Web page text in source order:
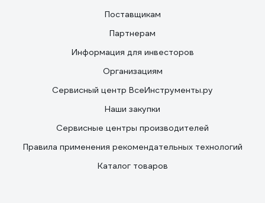
Поставщикам
Партнерам
Информация для инвесторов
Организациям
Сервисный центр ВсеИнструменты.ру
Наши закупки
Сервисные центры производителей
Правила применения рекомендательных технологий
Каталог товаров